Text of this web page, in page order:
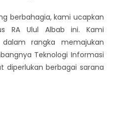
berbahagia, kami ucapkan
RA Ulul Albab ini. Kami
rangka memajukan
Teknologi Informasi
diperlukan berbagai sarana